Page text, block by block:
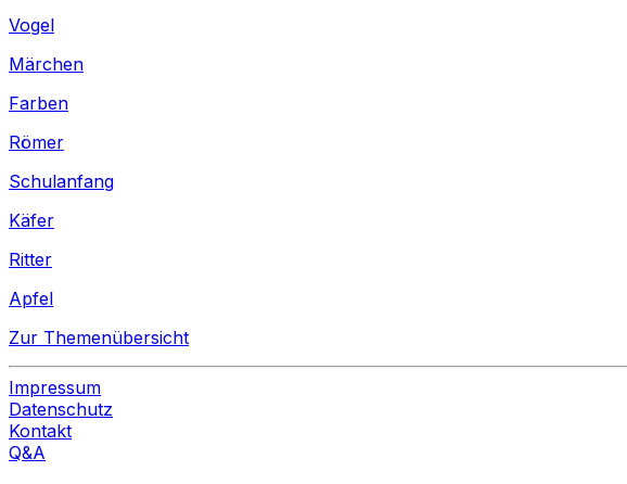
Vogel
Märchen
Farben
Römer
Schulanfang
Käfer
Ritter
Apfel
Zur Themenübersicht
Impressum
Datenschutz
Kontakt
Q&A